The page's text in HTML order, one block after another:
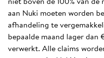
aan Nuki moeten worden
afhandeling te
bepaalde maand lager
verwerkt. Alle claims